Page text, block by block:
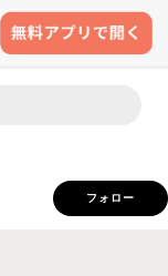
フォロー